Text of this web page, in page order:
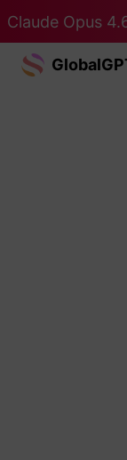
Claude Opus